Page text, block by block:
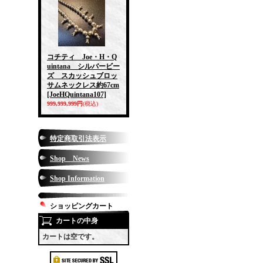
コチティ Joe・H・Q
uintana シルバービー
ズ スカッシュブロッ
サムネックレス約67cm
[JoeHQuintana107]
999,999,999円(税込)
特定商取引法表示
Shop News
Shop Information
ショッピングカート
カートの中身
カートは空です。